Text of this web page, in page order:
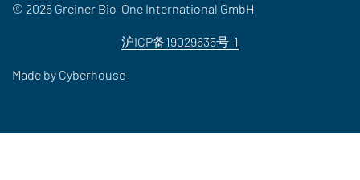
© 2026 Greiner Bio-One International GmbH
沪ICP备19029635号-1
Made by Cyberhouse